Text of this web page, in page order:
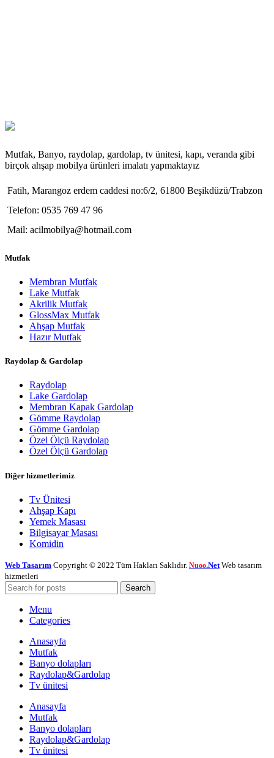
Mutfak, Banyo, raydolap, gardolap, tv ünitesi, kapı, veranda gibi
birçok ahşap mobilya ürünleri imalatı yapmaktayız
Fatih, Marangoz erdem caddesi no:6/2, 61800 Beşikdüzü/Trabzon
Telefon: 0535 769 47 96
Mail: acilmobilya@hotmail.com
Mutfak
Membran Mutfak
Lake Mutfak
Akrilik Mutfak
GlossMax Mutfak
Ahşap Mutfak
Hazır Mutfak
Raydolap & Gardolap
Raydolap
Lake Gardolap
Membran Kapak Gardolap
Gömme Raydolap
Gömme Gardolap
Özel Ölçü Raydolap
Özel Ölçü Gardolap
Diğer hizmetlerimiz
Tv Ünitesi
Ahşap Kapı
Yemek Masası
Bilgisayar Masası
Komidin
Web Tasarım Copyright © 2022 Tüm Hakları Saklıdır. Nuoo.Net Web tasarım
hizmetleri
Search
Menu
Categories
Anasayfa
Mutfak
Banyo dolapları
Raydolap&Gardolap
Tv ünitesi
Anasayfa
Mutfak
Banyo dolapları
Raydolap&Gardolap
Tv ünitesi